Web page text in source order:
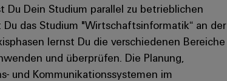
Du Dein Studium parallel zu betrieblichen
das Studium "Wirtschaftsinformatik“ an der
lernst Du die verschiedenen Bereiche
und überprüfen. Die Planung,
und Kommunikationssystemen im